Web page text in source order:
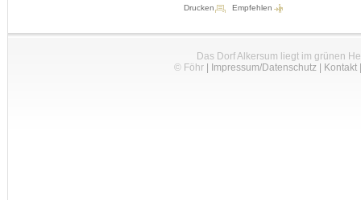
Drucken Empfehlen
Das Dorf Alkersum liegt im grünen
© Föhr| Impressum/Datenschutz| Kontakt